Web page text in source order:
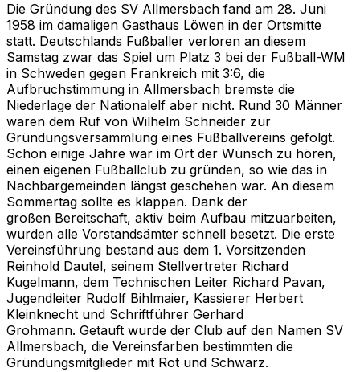
Die Gründung des SV Allmersbach fand am 28. Juni
1958 im damaligen Gasthaus Löwen in der Ortsmitte
statt. Deutschlands Fußballer verloren an diesem
Samstag zwar das Spiel um Platz 3 bei der Fußball-WM
in Schweden gegen Frankreich mit 3:6, die
Aufbruchstimmung in Allmersbach bremste die
Niederlage der Nationalelf aber nicht. Rund 30 Männer
waren dem Ruf von Wilhelm Schneider zur
Gründungsversammlung eines Fußballvereins gefolgt.
Schon einige Jahre war im Ort der Wunsch zu hören,
einen eigenen Fußballclub zu gründen, so wie das in
Nachbargemeinden längst geschehen war. An diesem
Sommertag sollte es klappen. Dank der
großen Bereitschaft, aktiv beim Aufbau mitzuarbeiten,
wurden alle Vorstandsämter schnell besetzt. Die erste
Vereinsführung bestand aus dem 1. Vorsitzenden
Reinhold Dautel, seinem Stellvertreter Richard
Kugelmann, dem Technischen Leiter Richard Pavan,
Jugendleiter Rudolf Bihlmaier, Kassierer Herbert
Kleinknecht und Schriftführer Gerhard
Grohmann. Getauft wurde der Club auf den Namen SV
Allmersbach, die Vereinsfarben bestimmten die
Gründungsmitglieder mit Rot und Schwarz.